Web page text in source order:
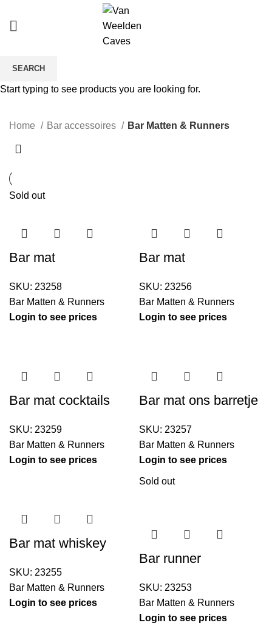
Bar Matten & Runners
CATEGORIES
Home Bar accessoires Bar Matten & Runners
Sold out
Bar mat
SKU: 23258
Bar Matten & Runners
Login to see prices
Bar mat
SKU: 23256
Bar Matten & Runners
Login to see prices
Bar mat cocktails
SKU: 23259
Bar Matten & Runners
Login to see prices
Bar mat ons barretje
SKU: 23257
Bar Matten & Runners
Login to see prices
Bar mat whiskey
SKU: 23255
Bar Matten & Runners
Login to see prices
Sold out
Bar runner
SKU: 23253
Bar Matten & Runners
Login to see prices
SEARCH
Start typing to see products you are looking for.